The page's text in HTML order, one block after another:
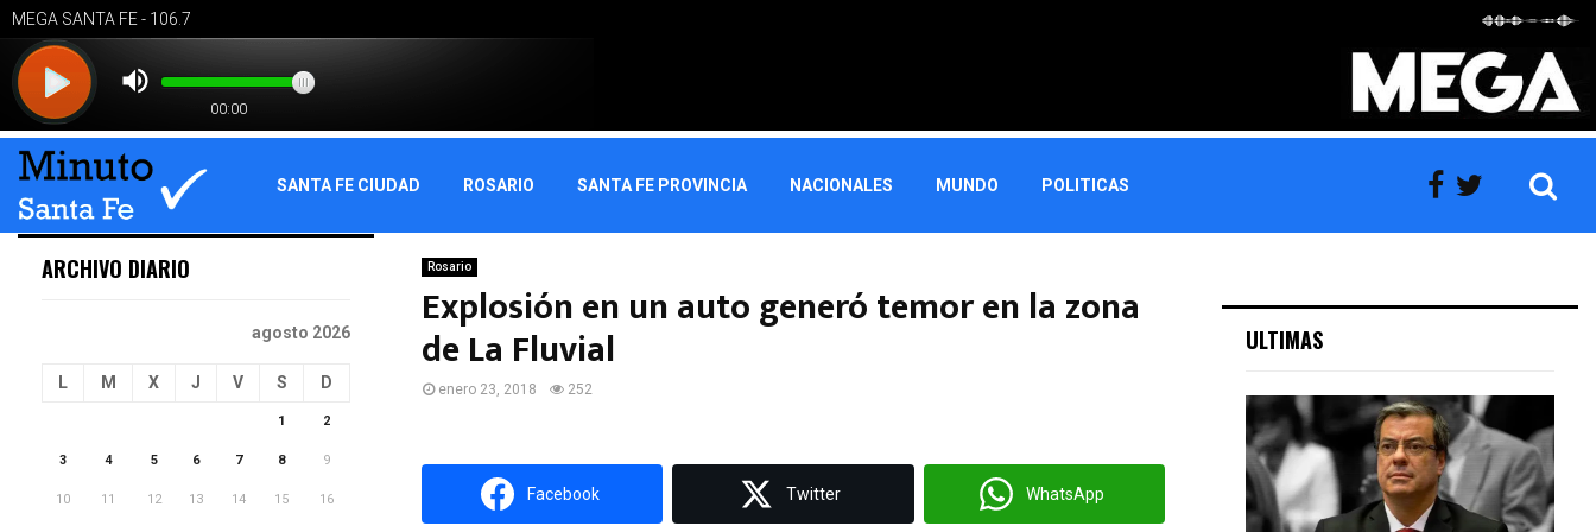
SANTA FE CIUDAD ROSARIO SANTA FE PROVINCIA NACIONALES MUNDO POLITICAS
Rosario
Explosión en un auto generó temor en la zona
de La Fluvial
enero 23, 2018 252
Facebook Twitter WhatsApp
ARCHIVO DIARIO
agosto 2026
L M X J V S D
1 2
3 4 5 6 7 8 9
10 11 12 13 14 15 16
ULTIMAS